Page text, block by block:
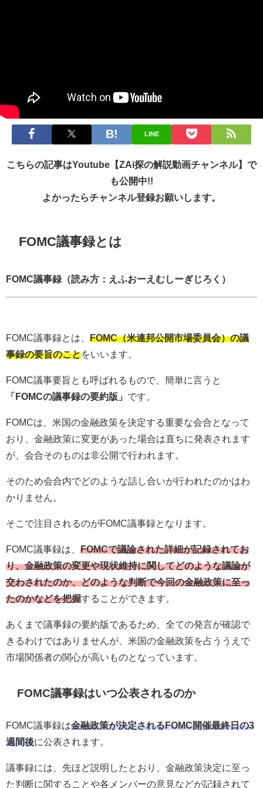
LINE
こちらの記事はYoutube【ZAi探の解説動画チャンネル】で
も公開中!!
よかったらチャンネル登録お願いします。
FOMC議事録とは
FOMC議事録（読み方：えふおーえむしーぎじろく）
FOMC議事録とは、 FOMC（米連邦公開市場委員会）の議
事録の要旨のことをいいます。
FOMC議事要旨とも呼ばれるもので、簡単に言うと
「FOMCの議事録の要約版」 です。
FOMCは、米国の金融政策を決定する重要な会合となって
おり、金融政策に変更があった場合は直ちに発表されます
が、会合そのものは非公開で行われます。
そのため会合内でどのような話し合いが行われたのかはわ
かりません。
そこで注目されるのがFOMC議事録となります。
FOMC議事録は、 FOMCで議論された詳細が記録されてお
り、金融政策の変更や現状維持に関してどのような議論が
交わされたのか、どのような判断で今回の金融政策に至っ
たのかなどを把握することができます。
あくまで議事録の要約版であるため、全ての発言が確認で
きるわけではありませんが、米国の金融政策を占ううえで
市場関係者の関心が高いものとなっています。
FOMC議事録はいつ公表されるのか
FOMC議事録は金融政策が決定されるFOMC開催最終日の3
週間後に公表されます。
議事録には、先ほど説明したとおり、金融政策決定に至っ
た判断に関することや各メンバーの意見などが記録されて